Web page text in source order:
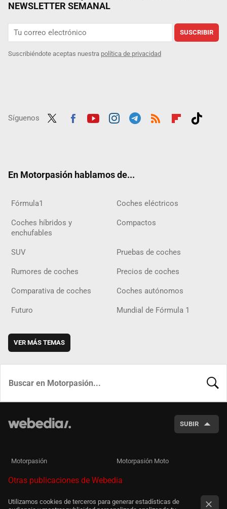
NEWSLETTER SEMANAL
SUSCRIBIR
Suscribiéndote aceptas nuestra política de privacidad
Síguenos
En Motorpasión hablamos de...
Fórmula1 Coches eléctricos
Coches híbridos y
enchufables
Compactos
SUV Pruebas de coches
Rumores de coches Precios de coches
Comparativa de coches Coches autónomos
Futuro Mundial de Fórmula 1
VER MÁS TEMAS
SUBIR
Motorpasión Motorpasión Moto
Otras publicaciones de Webedia
Utilizamos cookies de terceros para generar estadísticas de